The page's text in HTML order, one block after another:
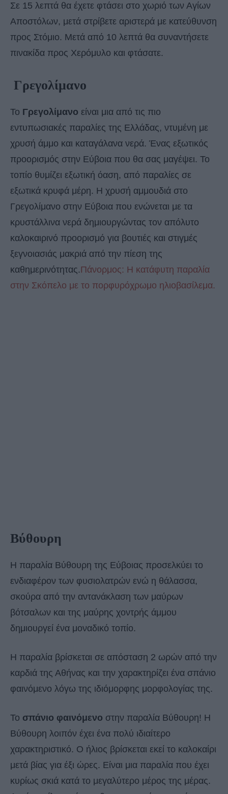
Σε 15 λεπτά θα έχετε φτάσει στο χωριό των Αγίων
Αποστόλων, μετά στρίβετε αριστερά με κατεύθυνση
προς Στόμιο. Μετά από 10 λεπτά θα συναντήσετε
πινακίδα προς Χερόμυλο και φτάσατε.
Γρεγολίμανο
Το Γρεγολίμανο είναι μια από τις πιο
εντυπωσιακές παραλίες της Ελλάδας, ντυμένη με
χρυσή άμμο και καταγάλανα νερά. Ένας εξωτικός
προορισμός στην Εύβοια που θα σας μαγέψει. Το
τοπίο θυμίζει εξωτική όαση, από παραλίες σε
εξωτικά κρυφά μέρη. Η χρυσή αμμουδιά στο
Γρεγολίμανο στην Εύβοια που ενώνεται με τα
κρυστάλλινα νερά δημιουργώντας τον απόλυτο
καλοκαιρινό προορισμό για βουτιές και στιγμές
ξεγνοιασιάς μακριά από την πίεση της
καθημερινότητας.Πάνορμος: Η κατάφυτη παραλία
στην Σκόπελο με το πορφυρόχρωμο ηλιοβασίλεμα.
Βύθουρη
Η παραλία Βύθουρη της Εύβοιας προσελκύει το
ενδιαφέρον των φυσιολατρών ενώ η θάλασσα,
σκούρα από την αντανάκλαση των μαύρων
βότσαλων και της μαύρης χοντρής άμμου
δημιουργεί ένα μοναδικό τοπίο.
Η παραλία βρίσκεται σε απόσταση 2 ωρών από την
καρδιά της Αθήνας και την χαρακτηρίζει ένα σπάνιο
φαινόμενο λόγω της ιδιόμορφης μορφολογίας της.
Το σπάνιο φαινόμενο στην παραλία Βύθουρη! Η
Βύθουρη λοιπόν έχει ένα πολύ ιδιαίτερο
χαρακτηριστικό. Ο ήλιος βρίσκεται εκεί το καλοκαίρι
μετά βίας για έξι ώρες. Είναι μια παραλία που έχει
κυρίως σκιά κατά το μεγαλύτερο μέρος της μέρας.